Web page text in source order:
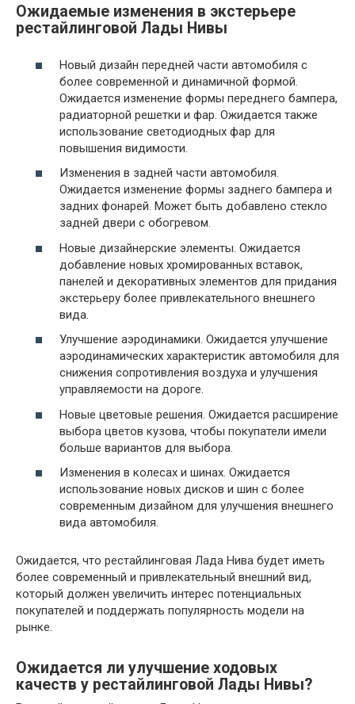
Ожидаемые изменения в экстерьере
рестайлинговой Лады Нивы
Новый дизайн передней части автомобиля с
более современной и динамичной формой.
Ожидается изменение формы переднего бампера,
радиаторной решетки и фар. Ожидается также
использование светодиодных фар для
повышения видимости.
Изменения в задней части автомобиля.
Ожидается изменение формы заднего бампера и
задних фонарей. Может быть добавлено стекло
задней двери с обогревом.
Новые дизайнерские элементы. Ожидается
добавление новых хромированных вставок,
панелей и декоративных элементов для придания
экстерьеру более привлекательного внешнего
вида.
Улучшение аэродинамики. Ожидается улучшение
аэродинамических характеристик автомобиля для
снижения сопротивления воздуха и улучшения
управляемости на дороге.
Новые цветовые решения. Ожидается расширение
выбора цветов кузова, чтобы покупатели имели
больше вариантов для выбора.
Изменения в колесах и шинах. Ожидается
использование новых дисков и шин с более
современным дизайном для улучшения внешнего
вида автомобиля.
Ожидается, что рестайлинговая Лада Нива будет иметь
более современный и привлекательный внешний вид,
который должен увеличить интерес потенциальных
покупателей и поддержать популярность модели на
рынке.
Ожидается ли улучшение ходовых
качеств у рестайлинговой Лады Нивы?